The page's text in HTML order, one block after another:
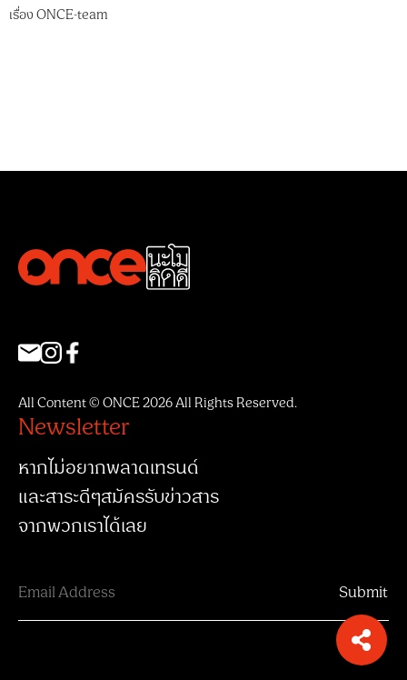
เรื่องONCE-team
All Content © ONCE 2026 All Rights Reserved.
Newsletter
หากไม่อยากพลาดเทรนด์
และสาระดีๆสมัครรับข่าวสาร
จากพวกเราได้เลย